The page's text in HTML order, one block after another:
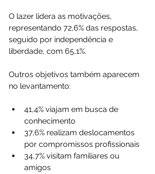
O lazer lidera as motivações,
representando 72,6% das respostas,
seguido por independência e
liberdade, com 65,1%.
Outros objetivos também aparecem
no levantamento:
41,4% viajam em busca de
conhecimento
37,6% realizam deslocamentos
por compromissos profissionais
34,7% visitam familiares ou
amigos